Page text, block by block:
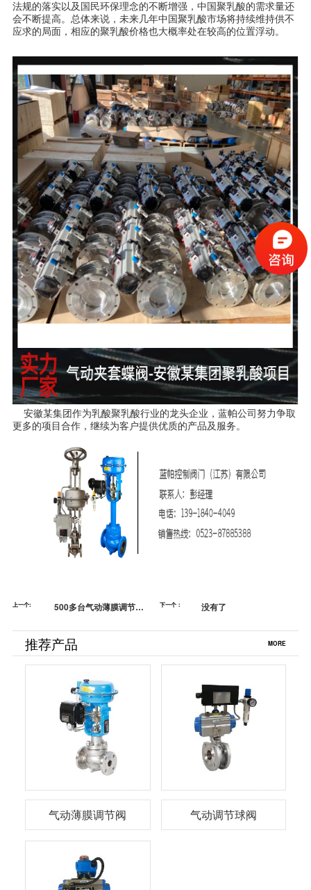
法规的落实以及国民环保理念的不断增强，中国聚乳酸的需求量还
会不断提⾼。总体来说，未来⼏年中国聚乳酸市场将持续维持供不
应求的局⾯，相应的聚乳酸价格也⼤概率处在较⾼的位置浮动。
安徽某集团作为乳酸聚乳酸行业的龙头企业，蓝帕公司努力争取
更多的项目合作，继续为客户提供优质的产品及服务。
上一个:
500多台气动薄膜调节阀,
盘壕煤矿,蓝帕
下一个： 没有了
推荐产品 MORE
气动薄膜调节阀 气动调节球阀